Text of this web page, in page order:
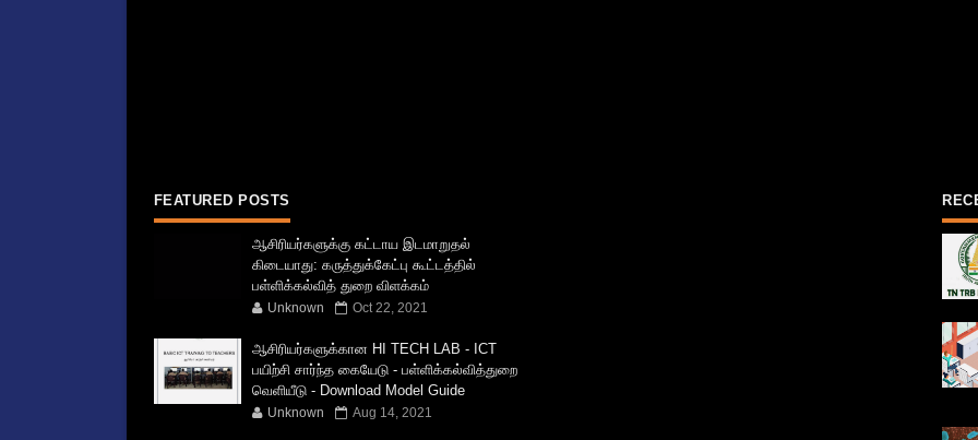
FEATURED POSTS
ஆசிரியர்களுக்கு கட்டாய இடமாறுதல்
கிடையாது: கருத்துக்கேட்பு கூட்டத்தில்
பள்ளிக்கல்வித் துறை விளக்கம்
Unknown Oct 22, 2021
ஆசிரியர்களுக்கான HI TECH LAB - ICT
பயிற்சி சார்ந்த கையேடு - பள்ளிக்கல்வித்துறை
வெளியீடு - Download Model Guide
Unknown Aug 14, 2021